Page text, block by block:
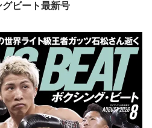
グビート最新号